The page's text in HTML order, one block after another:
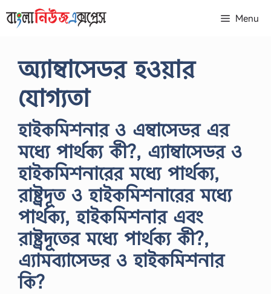
to
Menu
অ্যাম্বাসেডর হওয়ার
যোগ্যতা
হাইকমিশনার ও এম্বাসেডর এর
মধ্যে পার্থক্য কী?, এ্যাম্বাসেডর ও
হাইকমিশনারের মধ্যে পার্থক্য,
রাষ্ট্রদূত ও হাইকমিশনারের মধ্যে
পার্থক্য, হাইকমিশনার এবং
রাষ্ট্রদূতের মধ্যে পার্থক্য কী?,
এ্যামব্যাসেডর ও হাইকমিশনার
কি?